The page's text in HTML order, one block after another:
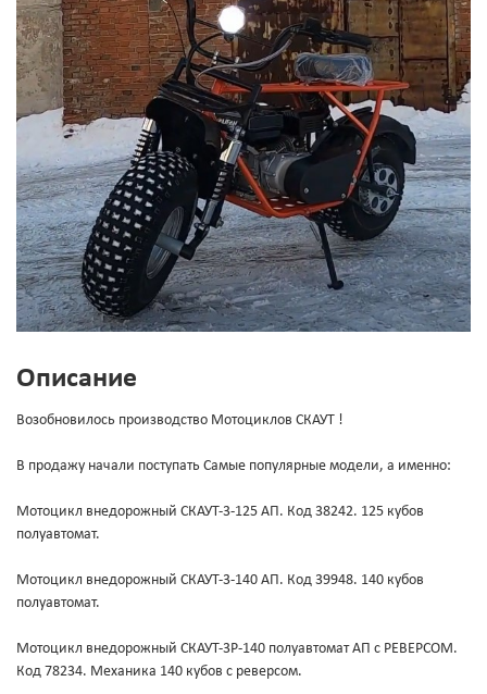
Описание
Возобновилось производство Мотоциклов СКАУТ !
В продажу начали поступать Самые популярные модели, а именно:
Мотоцикл внедорожный СКАУТ-3-125 АП. Код 38242. 125 кубов
полуавтомат.
Мотоцикл внедорожный СКАУТ-3-140 АП. Код 39948. 140 кубов
полуавтомат.
Мотоцикл внедорожный СКАУТ-3Р-140 полуавтомат АП с РЕВЕРСОМ.
Код 78234. Механика 140 кубов с реверсом.